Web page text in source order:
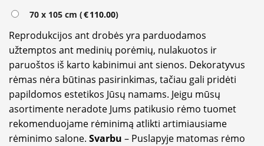
70 x 105 cm (€110.00)
Reprodukcijos ant drobės yra parduodamos
užtemptos ant medinių porėmių, nulakuotos ir
paruoštos iš karto kabinimui ant sienos. Dekoratyvus
rėmas nėra būtinas pasirinkimas, tačiau gali pridėti
papildomos estetikos Jūsų namams. Jeigu mūsų
asortimente neradote Jums patikusio rėmo tuomet
rekomenduojame rėminimą atlikti artimiausiame
rėminimo salone. Svarbu – Puslapyje matomas rėmo